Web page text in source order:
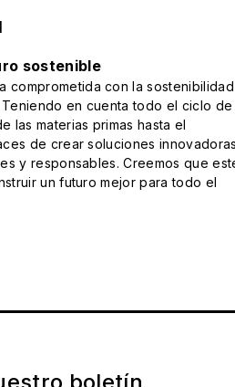
sostenible
comprometida con la sostenibilidad
en cuenta todo el ciclo de
las materias primas hasta el
de crear soluciones
y responsables. Creemos que
un futuro mejor para todo el